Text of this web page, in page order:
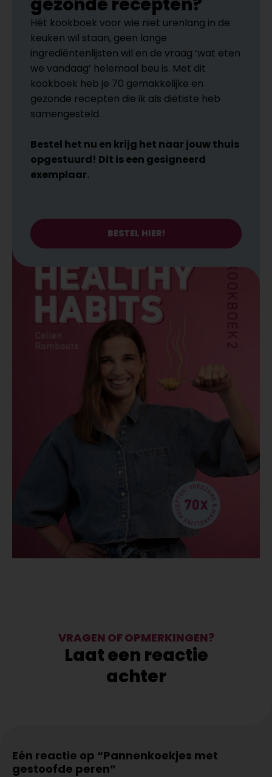
Hét kookboek voor wie niet urenlang in de
keuken wil staan, geen lange
ingrediëntenlijsten wil en de vraag ‘wat eten
we vandaag’ helemaal beu is. Met dit
kookboek heb je 70 gemakkelijke en
gezonde recepten die ik als diëtiste heb
samengesteld.
Bestel het nu en krijg het naar jouw thuis
opgestuurd! Dit is een gesigneerd
exemplaar.
BESTEL HIER!
VRAGEN OF OPMERKINGEN?
Laat een reactie
achter
Eén reactie op “Pannenkoekjes met
gestoofde peren”